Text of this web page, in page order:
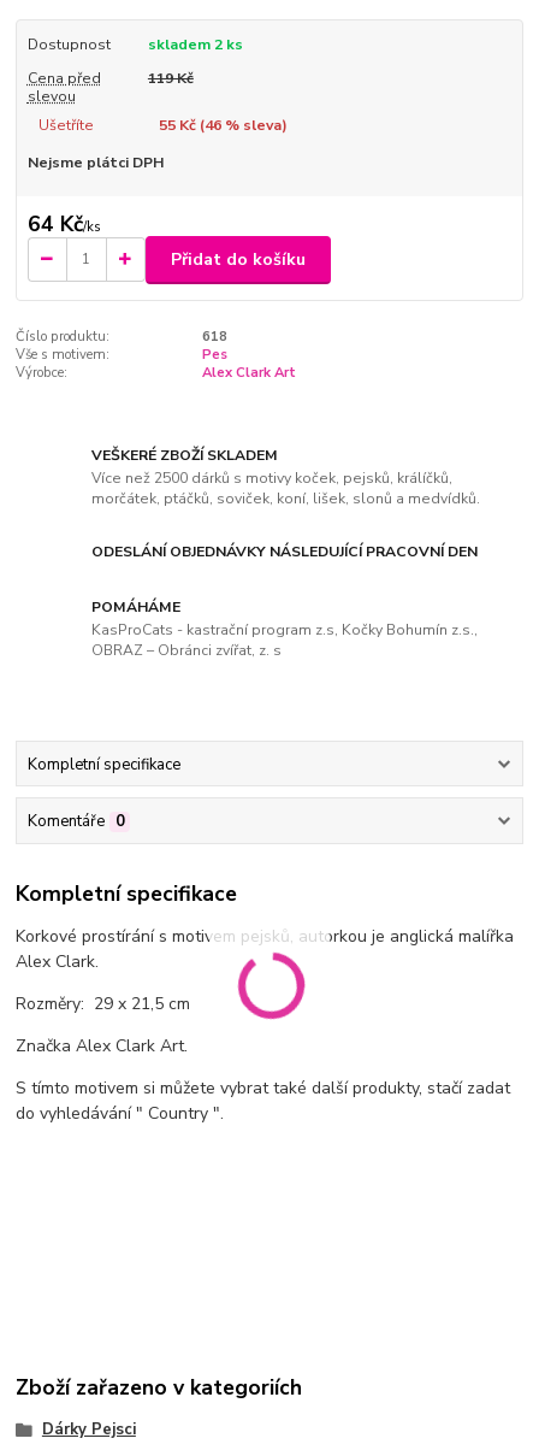
Dostupnost
skladem 2 ks
Cena před
slevou
119 Kč
Ušetříte 55 Kč (46% sleva)
Nejsme plátci DPH
64 Kč/ks
Přidat do košíku
Číslo produktu:
618
Vše s motivem:
Pes
Výrobce:
Alex Clark Art
VEŠKERÉ ZBOŽÍ SKLADEM
Více než 2500 dárků s motivy koček, pejsků, králíčků,
morčátek, ptáčků, soviček, koní, lišek, slonů a medvídků.
ODESLÁNÍ OBJEDNÁVKY NÁSLEDUJÍCÍ PRACOVNÍ DEN
POMÁHÁME
KasProCats - kastrační program z.s, Kočky Bohumín z.s.,
OBRAZ – Obránci zvířat, z. s
Kompletní specifikace
Komentáře 0
Kompletní specifikace
Korkové prostírání s motivem pejsků, autorkou je anglická malířka
Alex Clark.
Rozměry: 29 x 21,5 cm
Značka Alex Clark Art.
S tímto motivem si můžete vybrat také další produkty, stačí zadat
do vyhledávání " Country ".
Zboží zařazeno v kategoriích
Dárky Pejsci